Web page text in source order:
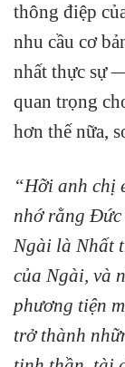
thông điệp
nhu cầu cơ
nhất thực sự
quan trọng
hơn thế nữa,
“Hỡi anh chị
nhớ rằng Đức
Ngài là Nhất
của Ngài, và
phương tiện
trở thành